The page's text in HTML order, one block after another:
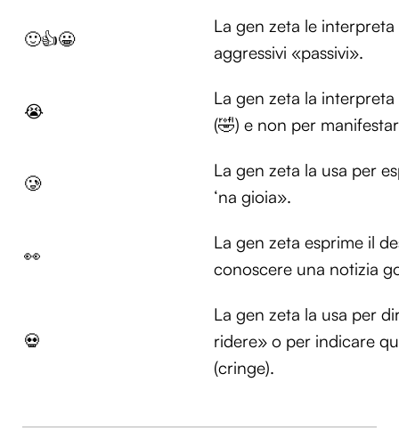
🙂👍😀
La gen zeta le
aggressivi «passivi».
😭
La gen zeta la
(🤣) e non per
🥲
La gen zeta la usa per
‘na gioia».
👀
La gen zeta esprime il
conoscere una notizia
💀
La gen zeta la usa per
ridere» o per indicare
(cringe).